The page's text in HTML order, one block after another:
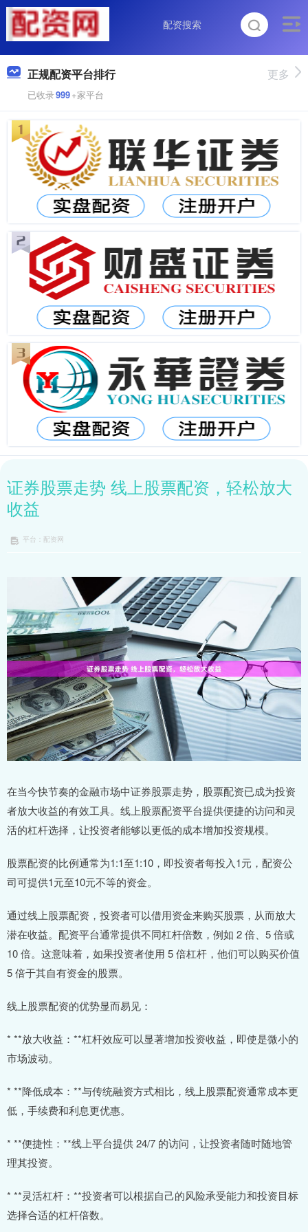
正规配资平台排行
已收录999+家平台
更多
证券股票走势 线上股票配资，轻松放大
收益
平台：配资网
在当今快节奏的金融市场中证券股票走势，股票配资已成为投资
者放大收益的有效工具。线上股票配资平台提供便捷的访问和灵
活的杠杆选择，让投资者能够以更低的成本增加投资规模。
股票配资的比例通常为1:1至1:10，即投资者每投入1元，配资公
司可提供1元至10元不等的资金。
通过线上股票配资，投资者可以借用资金来购买股票，从而放大
潜在收益。配资平台通常提供不同杠杆倍数，例如 2 倍、5 倍或
10 倍。这意味着，如果投资者使用 5 倍杠杆，他们可以购买价值
5 倍于其自有资金的股票。
线上股票配资的优势显而易见：
* **放大收益：**杠杆效应可以显著增加投资收益，即使是微小的
市场波动。
* **降低成本：**与传统融资方式相比，线上股票配资通常成本更
低，手续费和利息更优惠。
* **便捷性：**线上平台提供 24/7 的访问，让投资者随时随地管
理其投资。
* **灵活杠杆：**投资者可以根据自己的风险承受能力和投资目标
选择合适的杠杆倍数。